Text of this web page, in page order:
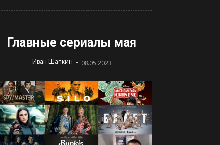
Главные сериалы мая
Иван Шапкин - 08.05.2023